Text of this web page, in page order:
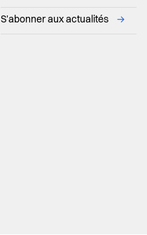
S'abonner aux actualités →